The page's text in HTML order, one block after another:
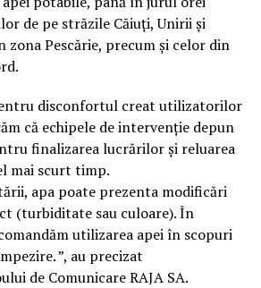
de pe străzile Căiuți, Unirii și
zona Pescărie, precum și celor din
disconfortul creat utilizatorilor
că echipele de intervenție depun
finalizarea lucrărilor și reluarea
mai scurt timp.
apa poate prezenta modificări
(turbiditate sau culoare). În
utilizarea apei în scopuri
”, au precizat
de Comunicare RAJA SA.